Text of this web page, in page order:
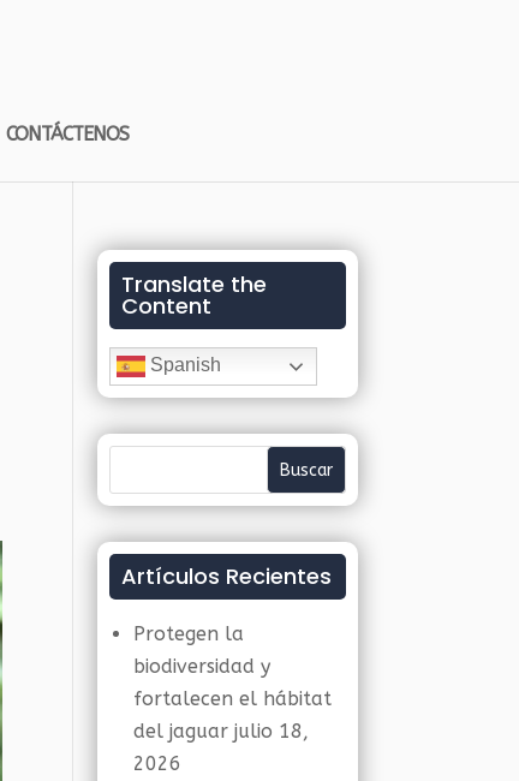
CONTÁCTENOS
Translate the
Content
Spanish
Artículos Recientes
Protegen la
biodiversidad y
fortalecen el hábitat
del jaguar julio 18,
2026